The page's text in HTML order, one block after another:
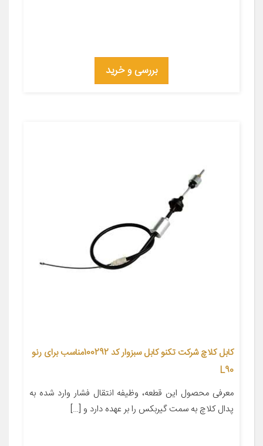
بررسی و خرید
کابل کلاچ شرکت تکنو کابل سبزوار کد 100292مناسب برای رنو
L90
معرفی محصول این قطعه، وظیفه انتقال فشار وارد شده به
پدال کلاچ به سمت گیربکس را بر عهده دارد و […]